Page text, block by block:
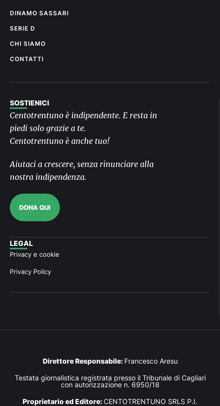
DINAMO SASSARI
SERIE D
CHI SIAMO
CONTATTI
SOSTIENICI
Centotrentuno è indipendente. E resta in
piedi solo grazie a te.
Centotrentuno è anche tuo!
Aiutaci a crescere, senza rinunciare alla
nostra indipendenza.
DONA QUI
LEGAL
Privacy e cookie
Privacy Policy
Direttore Responsabile: Francesco Aresu
Testata giornalistica registrata presso il Tribunale di Cagliari
con autorizzazione n. 6950/18
Proprietario ed Editore:CENTOTRENTUNO SRLS P.I.